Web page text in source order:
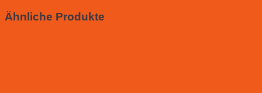
Ähnliche Produkte